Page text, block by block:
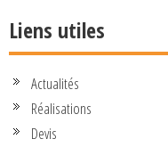
Liens utiles
Actualités
Réalisations
Devis